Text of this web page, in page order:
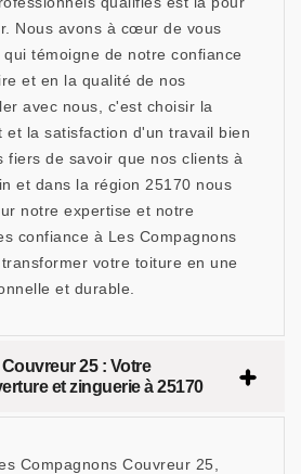
Nous avons à cœur de vous
témoigne de notre confiance
et en la qualité de nos
avec nous, c'est choisir la
et la satisfaction d'un travail bien
fiers de savoir que nos clients à
et dans la région 25170 nous
notre expertise et notre
confiance à Les Compagnons
votre toiture en une
et durable.
25 : Votre
et zinguerie à 25170
Compagnons Couvreur 25,